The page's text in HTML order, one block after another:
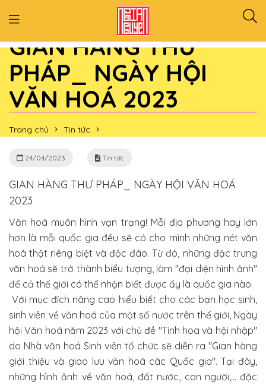
GIAN HÀNG THƯ
PHÁP_ NGÀY HỘI
VĂN HOÁ 2023
Trang chủ Tin tức
GIAN HÀNG THƯ PHÁP_ NGÀY HỘI VĂN HOÁ 2023
24/04/2023 Tin tức
GIAN HÀNG THƯ PHÁP_ NGÀY HỘI VĂN HOÁ
2023
Văn hoá muôn hình vạn trạng! Mỗi địa phương hay lớn
hơn là mỗi quốc gia đều sẽ có cho mình những nét văn
hoá thật riêng biệt và độc đáo. Từ đó, những đặc trưng
văn hoá sẽ trở thành biểu tượng, làm "đại diện hình ảnh"
để cả thế giới có thể nhận biết được ấy là quốc gia nào.
Với mục đích nâng cao hiểu biết cho các bạn học sinh,
sinh viên về văn hoá của một số nước trên thế giới, Ngày
hội Văn hoá năm 2023 với chủ đề "Tinh hoa và hội nhập"
do Nhà văn hoá Sinh viên tổ chức sẽ diễn ra "Gian hàng
giới thiệu và giao lưu văn hoá các Quốc gia". Tại đây,
những hình ảnh về văn hoá, đất nước, con người,... đặc